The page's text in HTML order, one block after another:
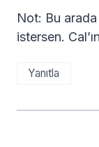
Not: Bu arada
istersen.
Yanıtla